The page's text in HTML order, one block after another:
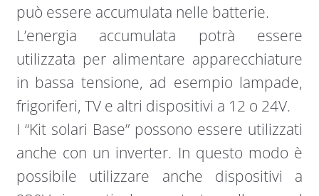
può essere accumulata nelle batterie.
L’energia accumulata potrà essere
utilizzata per alimentare apparecchiature
in bassa tensione, ad esempio lampade,
frigoriferi, TV e altri dispositivi a 12 o 24V.
I “Kit solari Base” possono essere utilizzati
anche con un inverter. In questo modo è
possibile utilizzare anche dispositivi a